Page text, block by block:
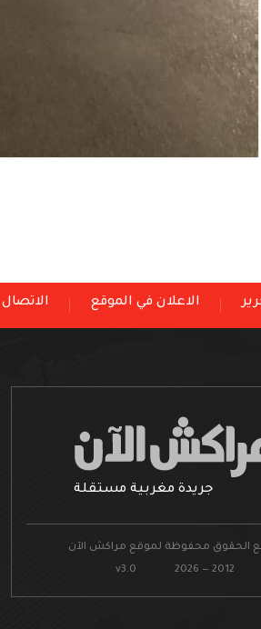
الاعلان في الموقع الاتصال
جريدة مغربية مستقلة
الحقوق محفوظة لموقع مراكش الآن
v3.0 2026 — 2012